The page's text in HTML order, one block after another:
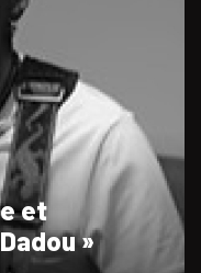
et
»